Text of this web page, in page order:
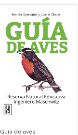
Guía de aves